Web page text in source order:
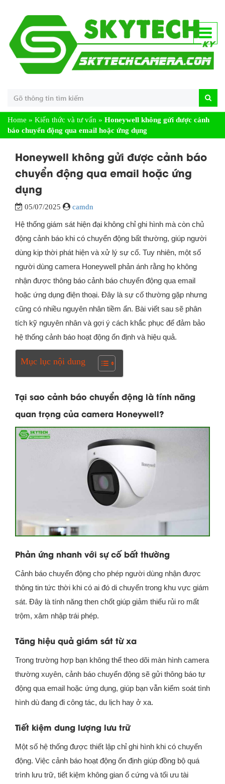
Home » Kiến thức và tư vấn » Honeywell không gửi được cảnh
báo chuyển động qua email hoặc ứng dụng
Honeywell không gửi được cảnh báo
chuyển động qua email hoặc ứng
dụng
05/07/2025 camdn
Hệ thống giám sát hiện đại không chỉ ghi hình mà còn chủ
động cảnh báo khi có chuyển động bất thường, giúp người
dùng kịp thời phát hiện và xử lý sự cố. Tuy nhiên, một số
người dùng camera Honeywell phản ánh rằng họ không
nhận được thông báo cảnh báo chuyển động qua email
hoặc ứng dụng điện thoại. Đây là sự cố thường gặp nhưng
cũng có nhiều nguyên nhân tiềm ẩn. Bài viết sau sẽ phân
tích kỹ nguyên nhân và gợi ý cách khắc phục để đảm bảo
hệ thống cảnh báo hoạt động ổn định và hiệu quả.
Mục lục nội dung
Tại sao cảnh báo chuyển động là tính năng
quan trọng của camera Honeywell?
Phản ứng nhanh với sự cố bất thường
Cảnh báo chuyển động cho phép người dùng nhận được
thông tin tức thời khi có ai đó di chuyển trong khu vực giám
sát. Đây là tính năng then chốt giúp giảm thiểu rủi ro mất
trộm, xâm nhập trái phép.
Tăng hiệu quả giám sát từ xa
Trong trường hợp bạn không thể theo dõi màn hình camera
thường xuyên, cảnh báo chuyển động sẽ gửi thông báo tự
động qua email hoặc ứng dụng, giúp bạn vẫn kiểm soát tình
hình dù đang đi công tác, du lịch hay ở xa.
Tiết kiệm dung lượng lưu trữ
Một số hệ thống được thiết lập chỉ ghi hình khi có chuyển
động. Việc cảnh báo hoạt động ổn định giúp đồng bộ quá
trình lưu trữ, tiết kiệm không gian ổ cứng và tối ưu tài